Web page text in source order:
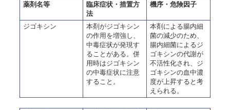
薬剤名等
臨床症状・措置方
法
機序・危険因子
ジゴキシン
本剤がジゴキシン
の作用を増強し、
中毒症状が発現す
ることがある。併
用時はジゴキシン
の中毒症状に注意
すること。
本剤による腸内細
菌の減少のため、
腸内細菌によるジ
ゴキシンの代謝が
不活性化され、ジ
ゴキシンの血中濃
度が上昇すると考
えられる。